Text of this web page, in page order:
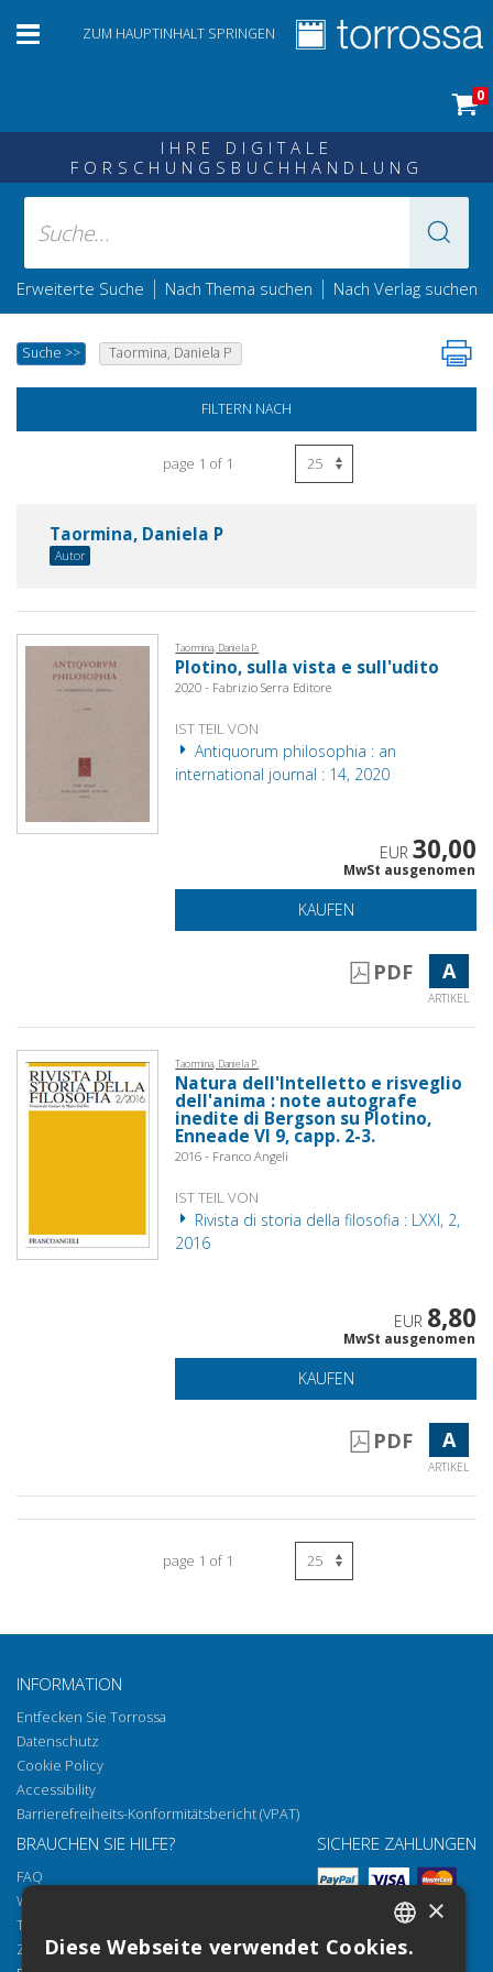
ZUM HAUPTINHALT SPRINGEN
0
IHRE DIGITALE
FORSCHUNGSBUCHHANDLUNG
Erweiterte Suche | Nach Thema suchen | Nach Verlag suchen
Suche >> Taormina, Daniela P
FILTERN NACH
page 1 of 1
Taormina, Daniela P
Autor
Taormina, Daniela P.
Plotino, sulla vista e sull'udito
2020 - Fabrizio Serra Editore
IST TEIL VON
Antiquorum philosophia : an
international journal : 14, 2020
EUR 30,00
MwSt ausgenomen
KAUFEN
PDF A
ARTIKEL
Taormina, Daniela P.
Natura dell'Intelletto e risveglio
dell'anima : note autografe
inedite di Bergson su Plotino,
Enneade VI 9, capp. 2-3.
2016 - Franco Angeli
IST TEIL VON
Rivista di storia della filosofia : LXXI, 2,
2016
EUR 8,80
MwSt ausgenomen
KAUFEN
PDF A
ARTIKEL
page 1 of 1
INFORMATION
Entfecken Sie Torrossa
Datenschutz
Cookie Policy
Accessibility
Barrierefreiheits-Konformitätsbericht (VPAT)
BRAUCHEN SIE HILFE?
FAQ
Wie öffnen Sie unsere Dokumente
Torrossa Reader
Zugriffsmöglichkeiten
SICHERE ZAHLUNGEN
ITALIAN
×
Diese Webseite verwendet Cookies.